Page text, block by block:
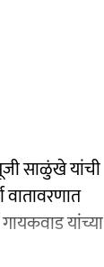
साळुंखे यांची
यांच्या